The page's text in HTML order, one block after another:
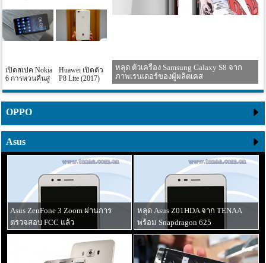
ร้อนแรง
เปิดสเปค Nokia
6 การหวนคืนสู่
โฟน
Huawei เปิดตัว
P8 Lite (2017)
1080p ชิพเซ็ท
Kirin 655
หลุด ตัวเครื่อง Samsung Galaxy S8 จาก
ภาพเรนเดอร์ของผู้ผลิตเคส
OPPO
Asus
Asus ZenFone 3 Zoom ผ่านการ
ตรวจสอบ FCC แล้ว
หลุด Asus Z01HDA จาก TENAA
พร้อม Snapdragon 625